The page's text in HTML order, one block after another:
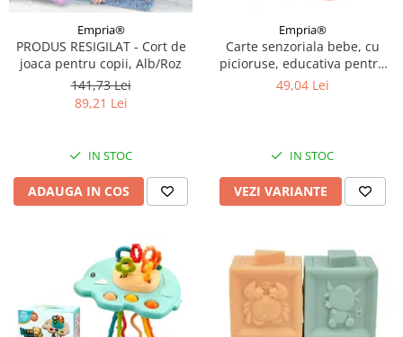
Empria®
PRODUS RESIGILAT - Cort de
joaca pentru copii, Alb/Roz
141,73 Lei
89,21 Lei
IN STOC
ADAUGA IN COS
Empria®
Carte senzoriala bebe, cu
picioruse, educativa pentru
bebelusi, 18.5 x 15 x 3 cm,
49,04 Lei
IN STOC
VEZI VARIANTE